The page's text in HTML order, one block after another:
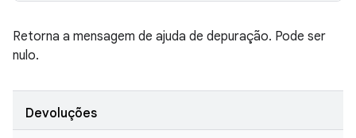
Retorna a mensagem de ajuda de depuração. Pode ser
nulo.
Devoluções